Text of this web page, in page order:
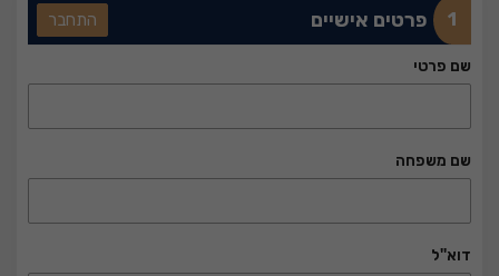
1 פרטים אישיים התחבר
שם פרטי
שם משפחה
דוא''ל